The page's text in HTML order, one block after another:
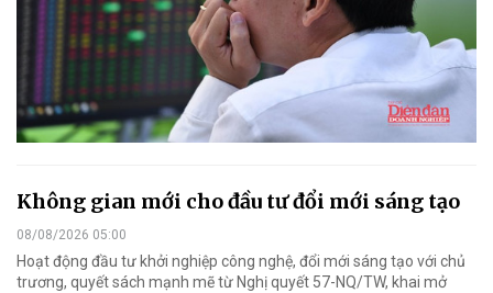
Không gian mới cho đầu tư đổi mới sáng tạo
08/08/2026 05:00
Hoạt động đầu tư khởi nghiệp công nghệ, đổi mới sáng tạo với chủ
trương, quyết sách mạnh mẽ từ Nghị quyết 57-NQ/TW, khai mở